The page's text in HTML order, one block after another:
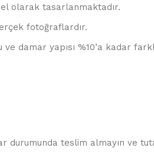
olarak tasarlanmaktadır.
fotoğraflardır.
damar yapısı %10’a kadar
durumunda teslim almayın ve